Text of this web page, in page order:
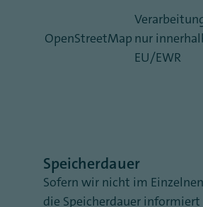
OpenStreetMap nur
EU/EWR
Speicherdauer
Sofern wir nicht im
die Speicherdauer informiert